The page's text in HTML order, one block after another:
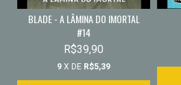
BLADE - A LÂMINA DO IMORTAL
#14
R$39,90
9 X DE R$5,39